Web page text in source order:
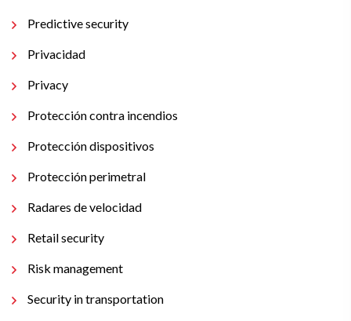
Predictive security
Privacidad
Privacy
Protección contra incendios
Protección dispositivos
Protección perimetral
Radares de velocidad
Retail security
Risk management
Security in transportation